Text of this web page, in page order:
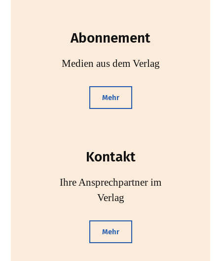
Abonnement
Medien aus dem Verlag
Mehr
Kontakt
Ihre Ansprechpartner im
Verlag
Mehr